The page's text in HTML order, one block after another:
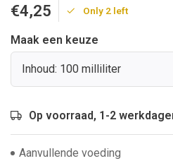
€4,25 Only 2 left
Maak een keuze
Inhoud: 100 milliliter
Op voorraad, 1-2
Aanvullende voeding